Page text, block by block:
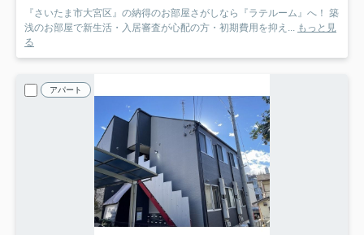
『さいたま市大宮区』の納得のお部屋さがしなら『ラテルーム』へ！ 築
浅のお部屋で新生活・入居審査が心配の方・初期費用を抑え... もっと見
る
アパート